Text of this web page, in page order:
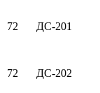
72 ДС-201
72 ДС-202